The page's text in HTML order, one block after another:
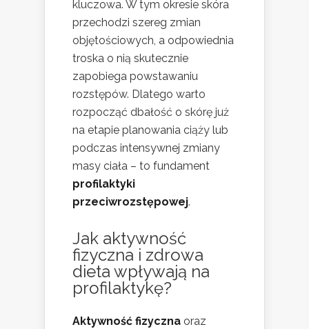
kluczowa. W tym okresie skóra
przechodzi szereg zmian
objętościowych, a odpowiednia
troska o nią skutecznie
zapobiega powstawaniu
rozstępów. Dlatego warto
rozpocząć dbałość o skórę już
na etapie planowania ciąży lub
podczas intensywnej zmiany
masy ciała – to fundament
profilaktyki
przeciwrozstępowej.
Jak aktywność
fizyczna i zdrowa
dieta wpływają na
profilaktykę?
Aktywność fizyczna oraz